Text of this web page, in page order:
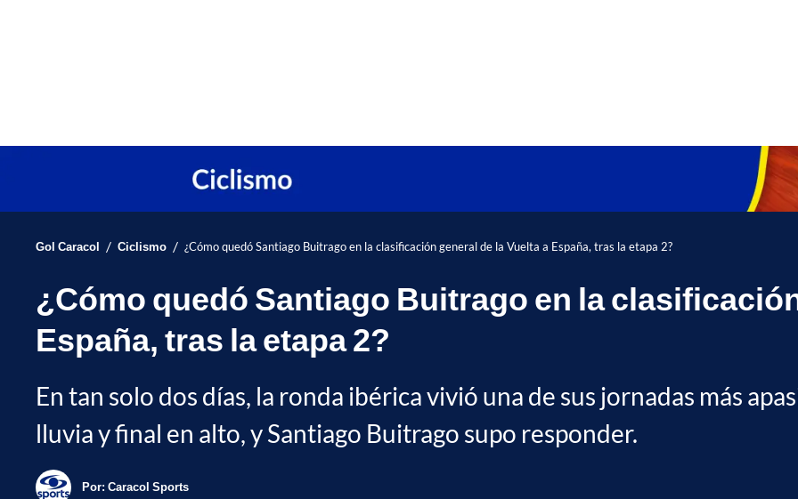
Gol Caracol / Ciclismo / ¿Cómo quedó Santiago Buitrago en la clasificación general de la Vuelta a España, tras la etapa 2?
¿Cómo quedó Santiago Buitrago en la
España, tras la etapa 2?
En tan solo dos días, la ronda ibérica vivió una de sus jornadas más
lluvia y final en alto, y Santiago Buitrago supo responder.
Por: Caracol Sports